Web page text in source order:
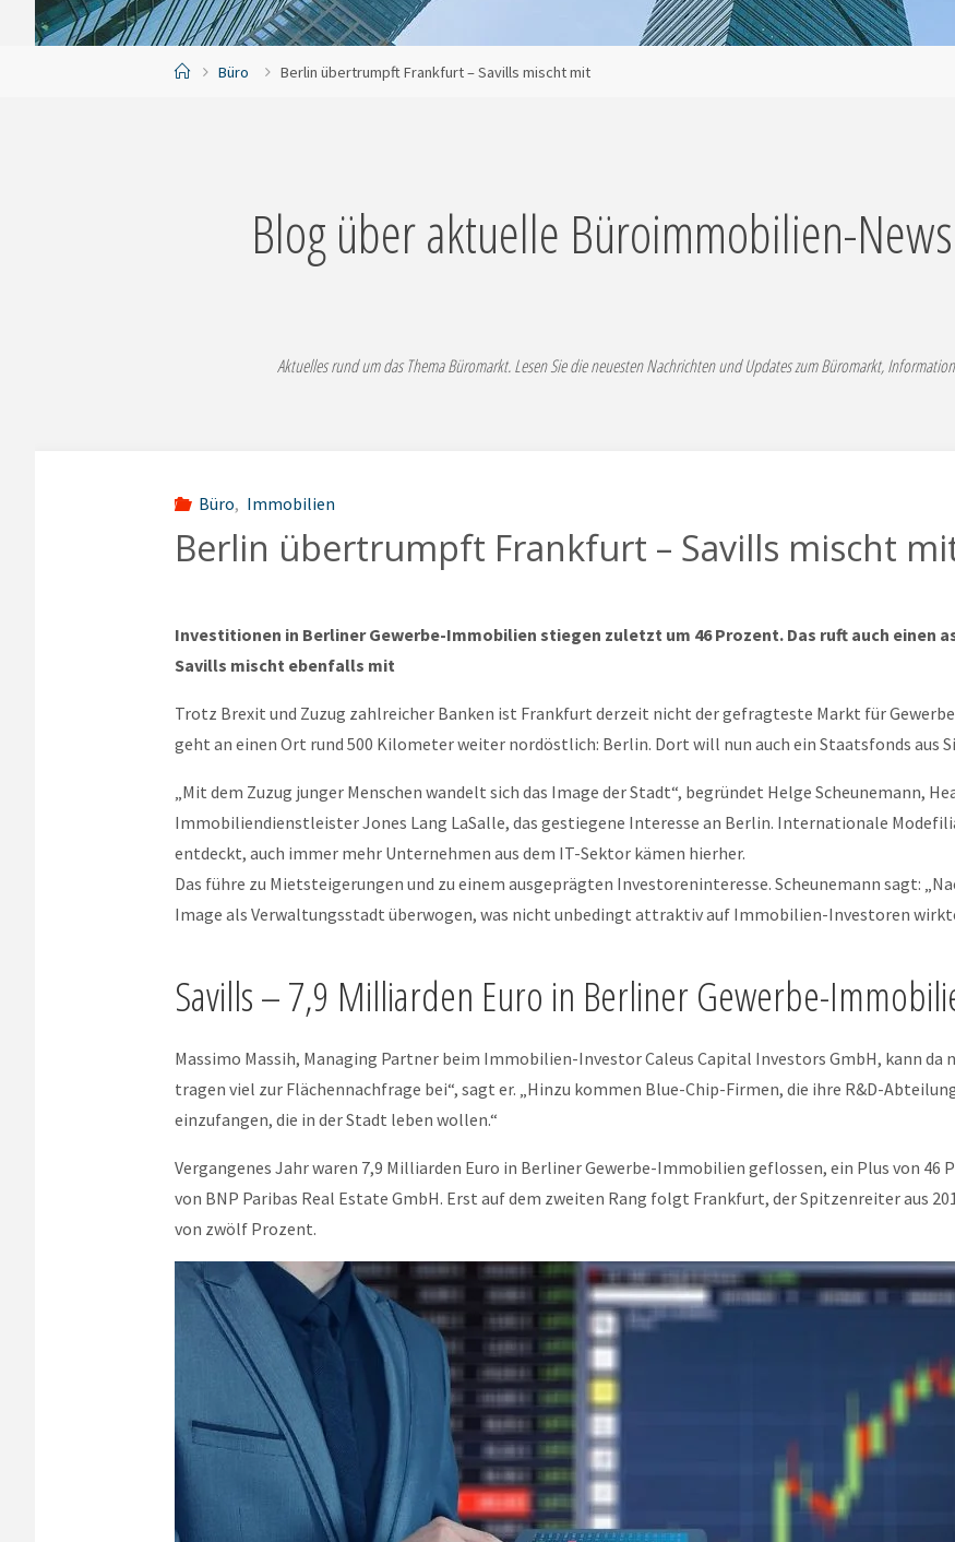
StartBüro Berlin übertrumpft Frankfurt – Savills mischt mit
Blog über aktuelle Büroimmobilien-
Aktuelles rund um das Thema Büromarkt. Lesen Sie die neuesten Nachrichten und Updates zum Büromarkt,
Büro, Immobilien
Berlin übertrumpft Frankfurt – Savills mischt
Investitionen in Berliner Gewerbe-Immobilien stiegen zuletzt um 46 Prozent. Das ruft auch einen
Savills mischt ebenfalls mit
Trotz Brexit und Zuzug zahlreicher Banken ist Frankfurt derzeit nicht der gefragteste Markt für
geht an einen Ort rund 500 Kilometer weiter nordöstlich: Berlin. Dort will nun auch ein Staatsfonds aus
„Mit dem Zuzug junger Menschen wandelt sich das Image der Stadt“, begründet Helge Scheunemann,
Immobiliendienstleister Jones Lang LaSalle, das gestiegene Interesse an Berlin. Internationale
entdeckt, auch immer mehr Unternehmen aus dem IT-Sektor kämen hierher.
Das führe zu Mietsteigerungen und zu einem ausgeprägten Investoreninteresse. Scheunemann sagt:
Image als Verwaltungsstadt überwogen, was nicht unbedingt attraktiv auf Immobilien-Investoren
Savills – 7,9 Milliarden Euro in Berliner Gewerbe-
Massimo Massih, Managing Partner beim Immobilien-Investor Caleus Capital Investors GmbH, kann da
tragen viel zur Flächennachfrage bei“, sagt er. „Hinzu kommen Blue-Chip-Firmen, die ihre R&D-
einzufangen, die in der Stadt leben wollen.“
Vergangenes Jahr waren 7,9 Milliarden Euro in Berliner Gewerbe-Immobilien geflossen, ein Plus von 46
von BNP Paribas Real Estate GmbH. Erst auf dem zweiten Rang folgt Frankfurt, der Spitzenreiter aus
von zwölf Prozent.